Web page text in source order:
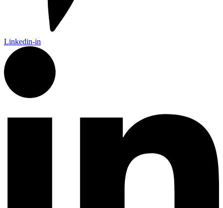
Linkedin-in